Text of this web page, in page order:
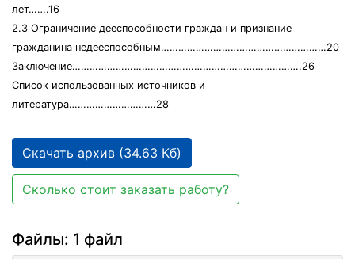
лет…….16
2.3 Ограничение дееспособности граждан и признание
гражданина недееспособным…………………………………………………20
Заключение…………………………………………………………………….26
Список использованных источников и
литература…………………………28
Скачать архив (34.63 Кб)
Сколько стоит заказать работу?
Файлы: 1 файл